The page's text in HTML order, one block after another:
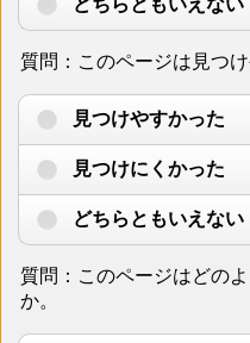
質問：このページは見つ
見つけやすかった
見つけにくかった
どちらともいえない
質問：このページはどの
か。